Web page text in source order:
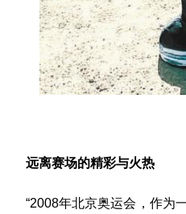
远离赛场的精彩与火热
“2008年北京奥运会，作为